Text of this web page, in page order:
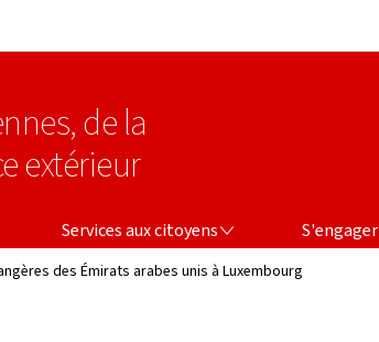
de la
extérieur
Services aux citoyens
S'engager
des Émirats arabes unis à Luxembourg